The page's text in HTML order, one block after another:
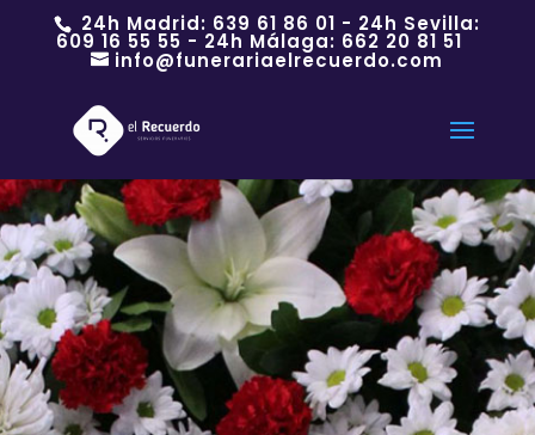
24h Madrid: 639 61 86 01 - 24h Sevilla:
609 16 55 55 - 24h Málaga: 662 20 81 51
info@funerariaelrecuerdo.com